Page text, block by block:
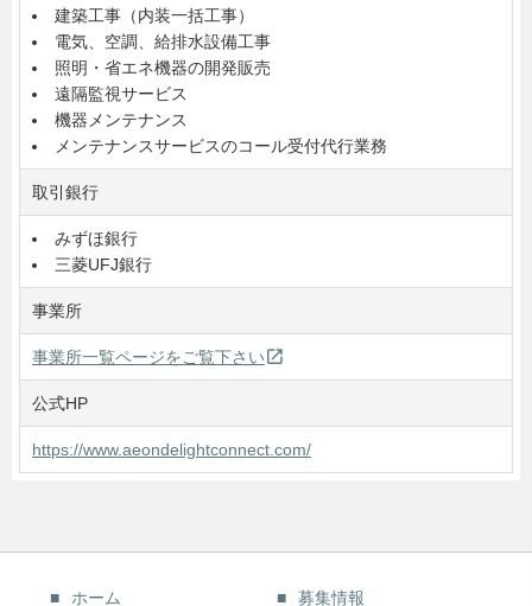
建築工事（内装一括工事）
電気、空調、給排水設備工事
照明・省エネ機器の開発販売
遠隔監視サービス
機器メンテナンス
メンテナンスサービスのコール受付代行業務
取引銀行
みずほ銀行
三菱UFJ銀行
事業所
事業所一覧ページをご覧下さいopen_in_new
公式HP
https://www.aeondelightconnect.com/
ホーム 募集情報